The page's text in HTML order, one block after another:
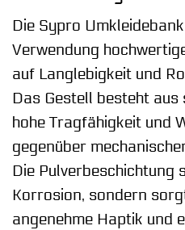
Die Sypro
Verwendung
auf Langlebigkeit und
Das Gestell besteht
hohe Tragfähigkeit und
gegenüber
Die Pulverbeschichtung
Korrosion, sondern
angenehme Haptik und